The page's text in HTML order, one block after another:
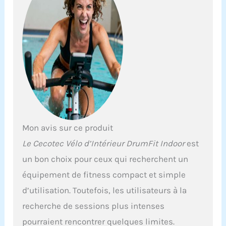
différents
environnements.
Hands Free :
comprend un support
pour appareils,
smartphone, tablette,
livre, etc. Écran LCD
avec panneau de
commande : affiche
calories
prenons soin des
détails: bouteille,
porte-bouteille,
pédales avec cale-
pieds, stabilisateurs
transport facile.
Poids maximum de
Mon avis sur ce produit
Le Cecotec Vélo d’Intérieur DrumFit Indoorest
un bon choix pour ceux qui recherchent un
équipement de fitness compact et simple
d’utilisation. Toutefois, les utilisateurs à la
recherche de sessions plus intenses
pourraient rencontrer quelques limites.